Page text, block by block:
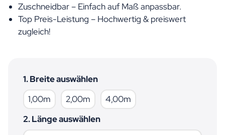
Zuschneidbar – Einfach auf Maß anpassbar.
Top Preis-Leistung – Hochwertig & preiswert
zugleich!
1. Breite auswählen
1,00m 1,00m2,00m 2,00m4,00m
2. Länge auswählen